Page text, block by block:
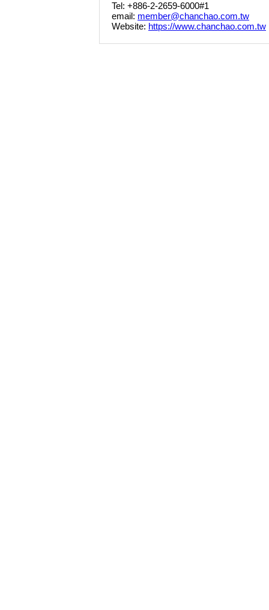
Tel: +886-2-2659-6000#1
email: member@chanchao.com.tw
Website: https://www.chanchao.com.tw